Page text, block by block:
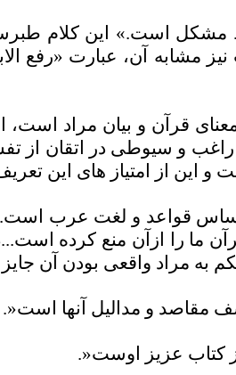
مشکل است.» این کلام
مشابه آن، عبارت
قرآن و بیان مراد
و سیوطی در اتقان از
و این از امتیاز های این
اساس قواعد و لغت عرب
ما را ازآن منع کرده
به مراد واقعی بودن آن
مقاصد و مدالیل آنها است.»
کتاب عزیز اوست.»